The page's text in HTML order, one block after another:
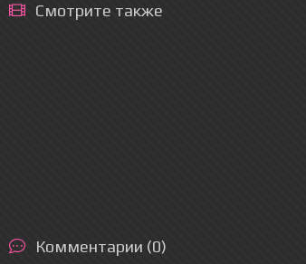
Смотрите также
Комментарии (0)